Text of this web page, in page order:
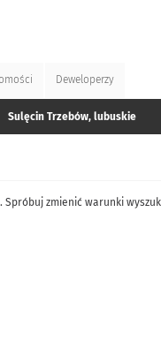
Deweloperzy
Sulęcin Trzebów, lubuskie
zmienić warunki